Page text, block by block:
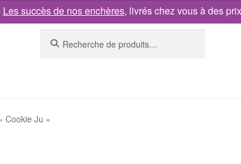
Les succès de nos enchères, livrés chez vous à des
Cookie Ju »